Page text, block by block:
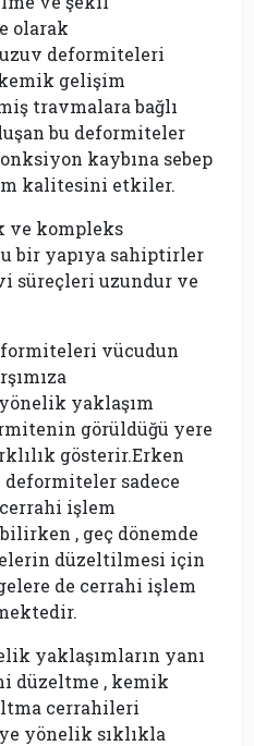
olarak
uzuv deformiteleri
gelişim
travmalara bağlı
bu deformiteler
kaybına sebep
kalitesini etkiler.
ve kompleks
bir yapıya sahiptirler
süreçleri uzundur ve
vücudun
yaklaşım
görüldüğü yere
gösterir.Erken
sadece
işlem
, geç dönemde
düzeltilmesi için
de cerrahi işlem
yaklaşımların yanı
düzeltme , kemik
cerrahileri
yönelik sıklıkla